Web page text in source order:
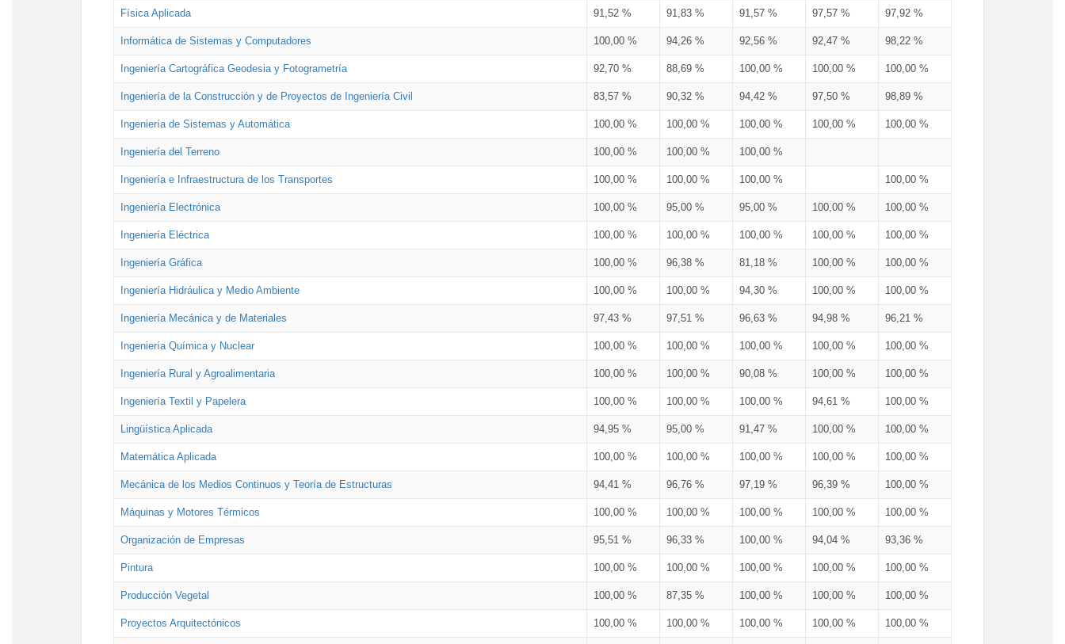
Física Aplicada 91,52 % 91,83 % 91,57 % 97,57 % 97,92 %
Informática de Sistemas y Computadores 100,00 % 94,26 % 92,56 % 92,47 % 98,22 %
Ingeniería Cartográfica Geodesia y Fotogrametría 92,70 % 88,69 % 100,00 % 100,00 % 100,00 %
Ingeniería de la Construcción y de Proyectos de Ingeniería Civil 83,57 % 90,32 % 94,42 % 97,50 % 98,89 %
Ingeniería de Sistemas y Automática 100,00 % 100,00 % 100,00 % 100,00 % 100,00 %
Ingeniería del Terreno 100,00 % 100,00 % 100,00 %
Ingeniería e Infraestructura de los Transportes 100,00 % 100,00 % 100,00 % 100,00 %
Ingeniería Electrónica 100,00 % 95,00 % 95,00 % 100,00 % 100,00 %
Ingeniería Eléctrica 100,00 % 100,00 % 100,00 % 100,00 % 100,00 %
Ingeniería Gráfica 100,00 % 96,38 % 81,18 % 100,00 % 100,00 %
Ingeniería Hidráulica y Medio Ambiente 100,00 % 100,00 % 94,30 % 100,00 % 100,00 %
Ingeniería Mecánica y de Materiales 97,43 % 97,51 % 96,63 % 94,98 % 96,21 %
Ingeniería Química y Nuclear 100,00 % 100,00 % 100,00 % 100,00 % 100,00 %
Ingeniería Rural y Agroalimentaria 100,00 % 100,00 % 90,08 % 100,00 % 100,00 %
Ingeniería Textil y Papelera 100,00 % 100,00 % 100,00 % 94,61 % 100,00 %
Lingüística Aplicada 94,95 % 95,00 % 91,47 % 100,00 % 100,00 %
Matemática Aplicada 100,00 % 100,00 % 100,00 % 100,00 % 100,00 %
Mecánica de los Medios Continuos y Teoría de Estructuras 94,41 % 96,76 % 97,19 % 96,39 % 100,00 %
Máquinas y Motores Térmicos 100,00 % 100,00 % 100,00 % 100,00 % 100,00 %
Organización de Empresas 95,51 % 96,33 % 100,00 % 94,04 % 93,36 %
Pintura 100,00 % 100,00 % 100,00 % 100,00 % 100,00 %
Producción Vegetal 100,00 % 87,35 % 100,00 % 100,00 % 100,00 %
Proyectos Arquitectónicos 100,00 % 100,00 % 100,00 % 100,00 % 100,00 %